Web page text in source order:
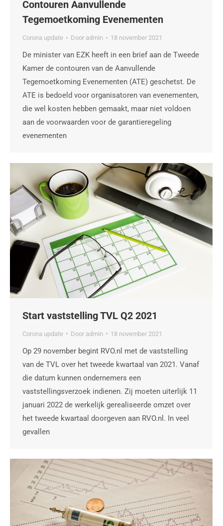
Contouren Aanvullende
Tegemoetkoming Evenementen
Corona update Door admin 18 november 2021
De minister van EZK heeft in een brief aan de Tweede
Kamer de contouren van de Aanvullende
Tegemoetkoming Evenementen (ATE) geschetst. De
ATE is bedoeld voor organisatoren van evenementen,
die wel kosten hebben gemaakt, maar niet voldoen
aan de voorwaarden voor de garantieregeling
evenementen
Start vaststelling TVL Q2 2021
Corona update Door admin 18 november 2021
Op 29 november begint RVO.nl met de vaststelling
van de TVL over het tweede kwartaal van 2021. Vanaf
die datum kunnen ondernemers een
vaststellingsverzoek indienen. Zij moeten uiterlijk 11
januari 2022 de werkelijk gerealiseerde omzet over
het tweede kwartaal doorgeven aan RVO.nl. In veel
gevallen